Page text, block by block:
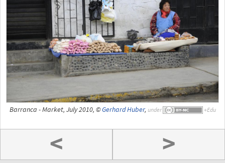
Barranca - Market, July 2010, ©Gerhard Huber, under
< >